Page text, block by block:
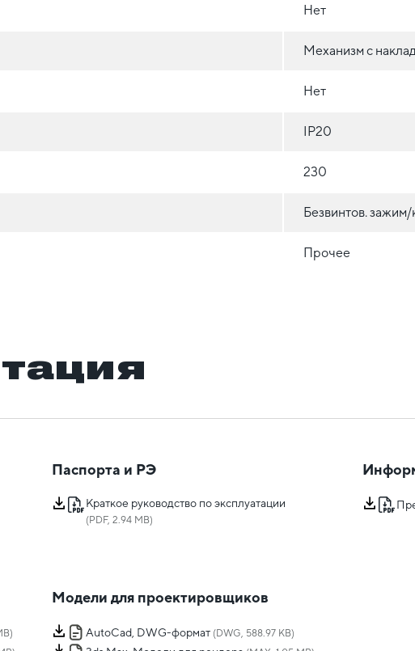
Нет
Механизм с
Нет
IP20
230
Безвинтов.
Прочее
Паспорта и РЭ
Краткое руководство по эксплуатации
(PDF, 2.94 MB)
Модели для проектировщиков
AutoCad, DWG-формат(DWG, 588.97 KB)